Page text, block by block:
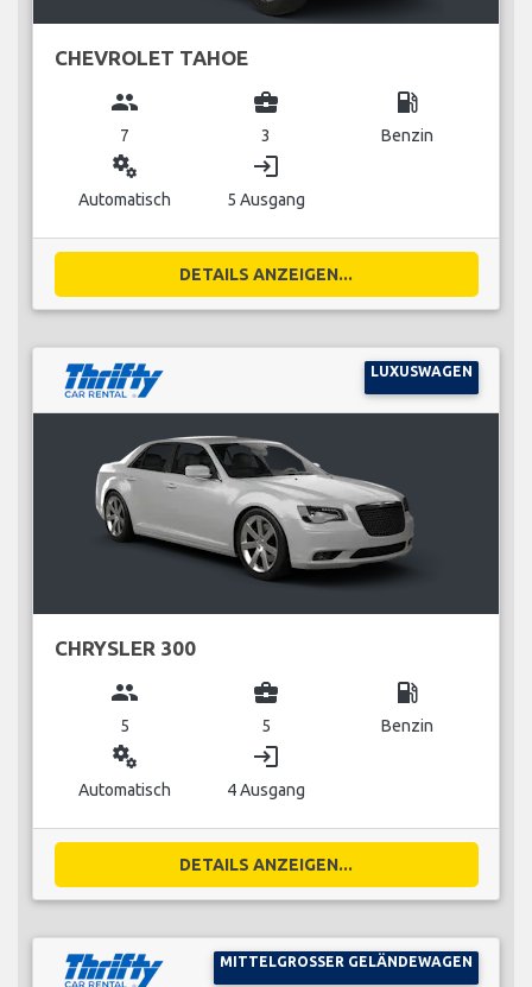
CHEVROLET TAHOE
group
7
business_center
3
local_gas_station
Benzin
miscellaneous_services
Automatisch
login
5 Ausgang
DETAILS ANZEIGEN...
LUXUSWAGEN
CHRYSLER 300
group
5
business_center
5
local_gas_station
Benzin
miscellaneous_services
Automatisch
login
4 Ausgang
DETAILS ANZEIGEN...
MITTELGROSSER GELÄNDEWAGEN